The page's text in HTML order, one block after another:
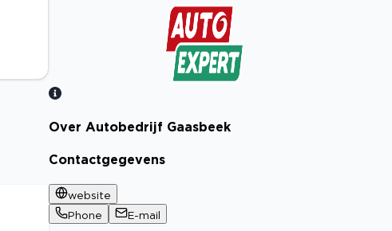
Bekijk certificaat
Over Autobedrijf Gaasbeek
Contactgegevens
website
Phone
E-mail